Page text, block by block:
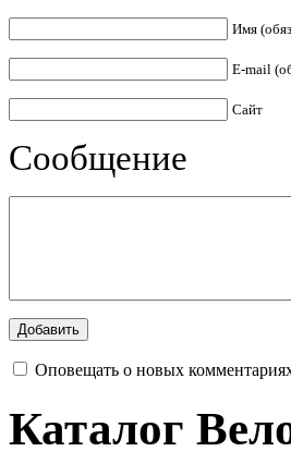
Имя
E-mail
Сайт
Сообщение
Оповещать о новых
Каталог